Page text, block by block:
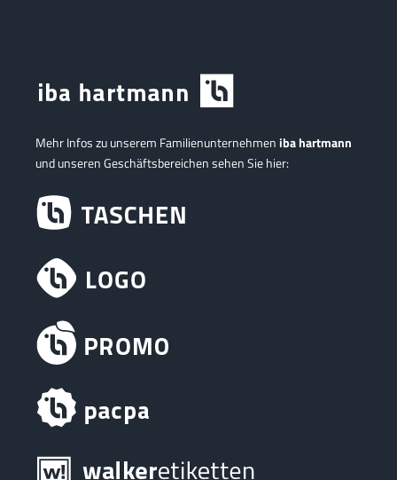
Mehr Infos zu unserem Familienunternehmeniba hartmann
und unseren Geschäftsbereichen sehen Sie hier: